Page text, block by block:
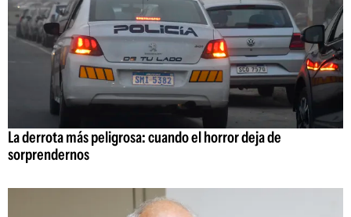
La derrota más peligrosa: cuando el horror deja de
sorprendernos